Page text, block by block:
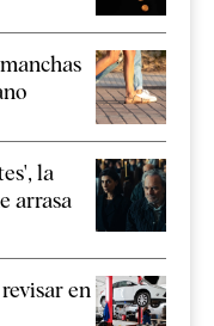
la
arrasa
en